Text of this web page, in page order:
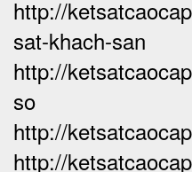
http://
sat-khach-san
http://
so
http://
http://